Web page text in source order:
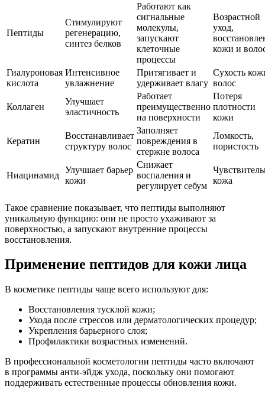
Пептиды
Стимулируют
регенерацию,
синтез белков
Работают как
сигнальные
молекулы,
запускают
клеточные
процессы
Возрастной
уход,
кожи и
Гиалуроновая
кислота
Интенсивное
увлажнение
Притягивает и
удерживает влагу
Сухость
волос
Коллаген
Улучшает
эластичность
Работает
преимущественно
на поверхности
Потеря
плотности
кожи
Кератин
Восстанавливает
структуру волос
Заполняет
повреждения в
стержне волоса
Ломкость,
пористость
Ниацинамид
Улучшает барьер
кожи
Снижает
воспаления и
регулирует себум
кожа
Такое сравнение показывает, что пептиды выполняют
уникальную функцию: они не просто ухаживают за
поверхностью, а запускают внутренние процессы
восстановления.
Применение пептидов для кожи лица
В косметике пептиды чаще всего используют для:
Восстановления тусклой кожи;
Ухода после стрессов или дерматологических процедур;
Укрепления барьерного слоя;
Профилактики возрастных изменений.
В профессиональной косметологии пептиды часто включают
в программы анти-эйдж ухода, поскольку они помогают
поддерживать естественные процессы обновления кожи.